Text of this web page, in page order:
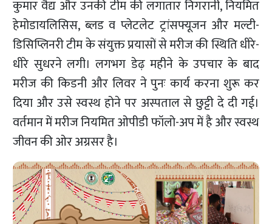
कुमार वैद्य और उनकी टीम की लगातार निगरानी, नियमित
हेमोडायलिसिस, ब्लड व प्लेटलेट ट्रांसफ्यूजन और मल्टी-
डिसिप्लिनरी टीम के संयुक्त प्रयासों से मरीज की स्थिति धीरे-
धीरे सुधरने लगी। लगभग डेढ़ महीने के उपचार के बाद
मरीज की किडनी और लिवर ने पुनः कार्य करना शुरू कर
दिया और उसे स्वस्थ होने पर अस्पताल से छुट्टी दे दी गई।
वर्तमान में मरीज नियमित ओपीडी फॉलो-अप में है और स्वस्थ
जीवन की ओर अग्रसर है।